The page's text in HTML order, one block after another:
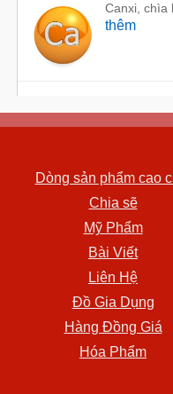
Canxi, chìa
thêm
Dòng sản phẩm cao
Chia sẽ
Mỹ Phẩm
Bài Viết
Liên Hệ
Đồ Gia Dụng
Hàng Đồng Giá
Hóa Phẩm